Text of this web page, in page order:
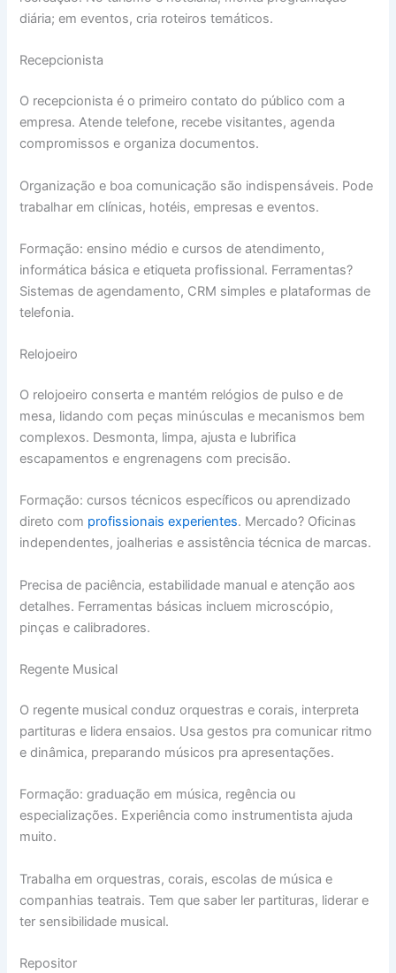
diária; em eventos, cria roteiros temáticos.
Recepcionista
O recepcionista é o primeiro contato do público com a
empresa. Atende telefone, recebe visitantes, agenda
compromissos e organiza documentos.
Organização e boa comunicação são indispensáveis. Pode
trabalhar em clínicas, hotéis, empresas e eventos.
Formação: ensino médio e cursos de atendimento,
informática básica e etiqueta profissional. Ferramentas?
Sistemas de agendamento, CRM simples e plataformas de
telefonia.
Relojoeiro
O relojoeiro conserta e mantém relógios de pulso e de
mesa, lidando com peças minúsculas e mecanismos bem
complexos. Desmonta, limpa, ajusta e lubrifica
escapamentos e engrenagens com precisão.
Formação: cursos técnicos específicos ou aprendizado
direto com profissionais experientes. Mercado? Oficinas
independentes, joalherias e assistência técnica de marcas.
Precisa de paciência, estabilidade manual e atenção aos
detalhes. Ferramentas básicas incluem microscópio,
pinças e calibradores.
Regente Musical
O regente musical conduz orquestras e corais, interpreta
partituras e lidera ensaios. Usa gestos pra comunicar ritmo
e dinâmica, preparando músicos pra apresentações.
Formação: graduação em música, regência ou
especializações. Experiência como instrumentista ajuda
muito.
Trabalha em orquestras, corais, escolas de música e
companhias teatrais. Tem que saber ler partituras, liderar e
ter sensibilidade musical.
Repositor